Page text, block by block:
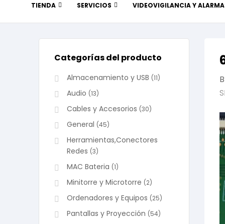
TIENDA SERVICIOS VIDEOVIGILANCIA Y
Categorías del producto
Almacenamiento y USB (11)
Audio (13)
Cables y Accesorios (30)
General (45)
Herramientas,Conectores
Redes (3)
MAC Bateria (1)
Minitorre y Microtorre (2)
Ordenadores y Equipos (25)
Pantallas y Proyección (54)